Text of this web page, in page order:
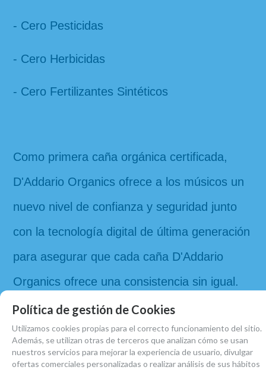
- Cero Pesticidas
- Cero Herbicidas
- Cero Fertilizantes Sintéticos
Como primera caña orgánica certificada,
D'Addario Organics ofrece a los músicos un
nuevo nivel de confianza y seguridad junto
con la tecnología digital de última generación
para asegurar que cada caña D'Addario
Organics ofrece una consistencia sin igual.
En definitiva, una caña que demuestra tanto
respeto por el músico como por el planeta.
Política de gestión de Cookies
Utilizamos cookies propias para el correcto funcionamiento del sitio.
Además, se utilizan otras de terceros que analizan cómo se usan
nuestros servicios para mejorar la experiencia de usuario, divulgar
ofertas comerciales personalizadas o realizar análisis de sus hábitos